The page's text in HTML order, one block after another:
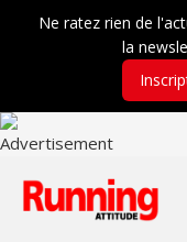
Ne ratez rien de
la